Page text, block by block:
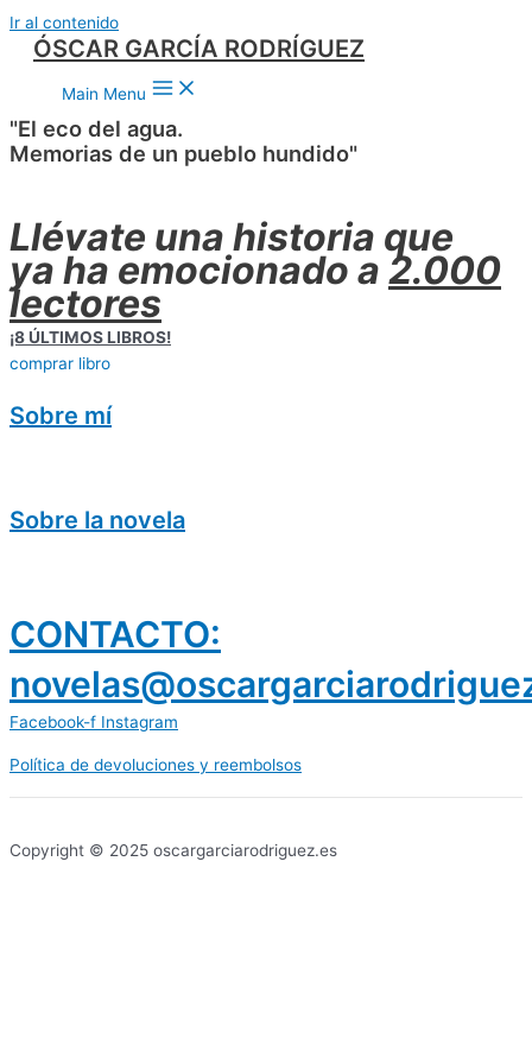
Ir al contenido
ÓSCAR GARCÍA RODRÍGUEZ
Main Menu
"El eco del agua.
Memorias de un pueblo hundido"
Llévate una historia que
ya ha emocionado a 2.000
lectores
¡8 ÚLTIMOS LIBROS!
comprar libro
Sobre mí
Sobre la novela
CONTACTO:
Facebook-f Instagram
Política de devoluciones y reembolsos
Copyright © 2025 oscargarciarodriguez.es